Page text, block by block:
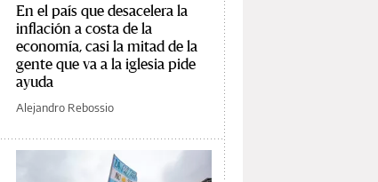
En el país que desacelera la
inflación a costa de la
economía, casi la mitad de la
gente que va a la iglesia pide
ayuda
Alejandro Rebossio